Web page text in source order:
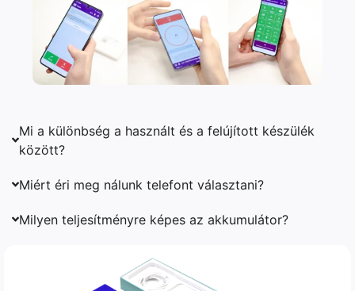
Mi a különbség a használt és a felújított készülék
között?
Miért éri meg nálunk telefont választani?
Milyen teljesítményre képes az akkumulátor?